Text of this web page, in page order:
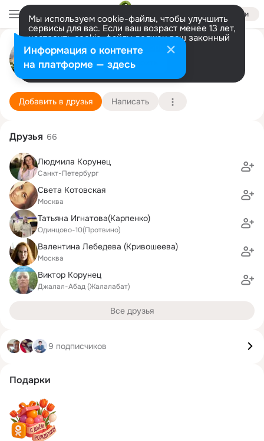
Войти
Мы используем cookie-файлы, чтобы улучшить
сервисы для вас. Если ваш возраст менее 13 лет,
настроить cookie-файлы должен ваш законный
представитель. Больше информации
Разрешить все Настроить
Инна Ревуцкая
Москва 23 декабря (47 лет)
Подробнее
Добавить в друзья Написать
Друзья 66
Людмила Корунец
Санкт-Петербург
Света Kотовская
Москва
Татьяна Игнатова(Карпенко)
Одинцово-10(Протвино)
Валентина Лебедева (Кривошеева)
Москва
Виктор Корунец
Джалал-Абад (Жалалабат)
Все друзья
9 подписчиков
Подарки
Информация о контенте
на платформе — здесь